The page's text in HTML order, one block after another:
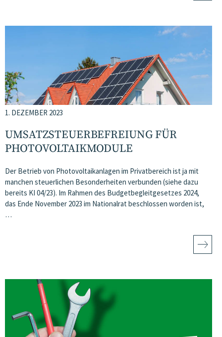
1. DEZEMBER 2023
UMSATZSTEUERBEFREIUNG FÜR
PHOTOVOLTAIKMODULE
Der Betrieb von Photovoltaikanlagen im Privatbereich ist ja mit
manchen steuerlichen Besonderheiten verbunden (siehe dazu
bereits KI 04/23). Im Rahmen des Budgetbegleitgesetzes 2024,
das Ende November 2023 im Nationalrat beschlossen worden ist,
…